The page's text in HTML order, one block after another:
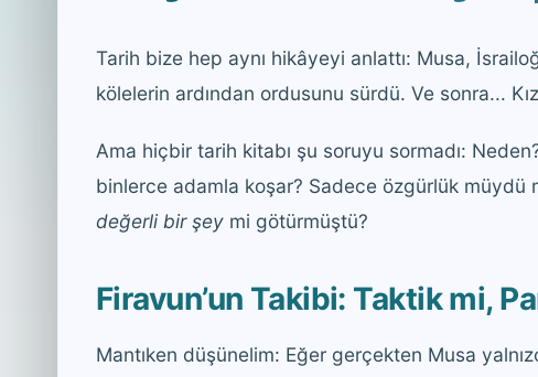
Tarih bize hep aynı hikâyeyi anlattı: Musa,
kölelerin ardından ordusunu sürdü. Ve sonra...
Ama hiçbir tarih kitabı şu soruyu sormadı:
binlerce adamla koşar? Sadece özgürlük müydü
değerli bir şey mi götürmüştü?
Firavun’un Takibi: Taktik mi,
Mantıken düşünelim: Eğer gerçekten Musa